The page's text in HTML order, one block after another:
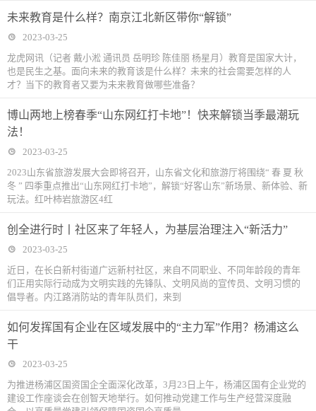
未来教育是什么样？南京江北新区带你“解锁”
2023-03-25
龙虎网讯（记者 戴小淞 通讯员 岳明珍 陈佳丽 杨星月）教育是国家大计，
也是民生之基。面向未来的教育该是什么样？未来的社会需要怎样的人
才？当下的教育者又要为未来教育做哪些准备？
博山两地上榜春季“山东网红打卡地”！快来解锁当季最潮玩
法！
2023-03-25
2023山东省旅游发展大会即将召开，山东省文化和旅游厅将围绕“ 春 夏 秋
冬 ” 四季重点推出“山东网红打卡地”，解锁“好客山东”新场景、新体验、新
玩法。红叶柿岩旅游区4红
创全进行时丨社区来了年轻人，为基层治理注入“新活力”
2023-03-25
近日，在长白新村街道广远新村社区，来自不同职业、不同年龄段的青年
们正用实际行动成为文明实践的先锋队、文明风尚的宣传员、文明习惯的
倡导者。内江路消防站的青年队员们，来到
如何发挥国有企业在区域发展中的“主力军”作用？杨浦这么
干
2023-03-25
为推进杨浦区国资国企全面深化改革，3月23日上午，杨浦区国有企业党的
建设工作座谈会在创智天地举行。如何推动党建工作与生产经营深度融